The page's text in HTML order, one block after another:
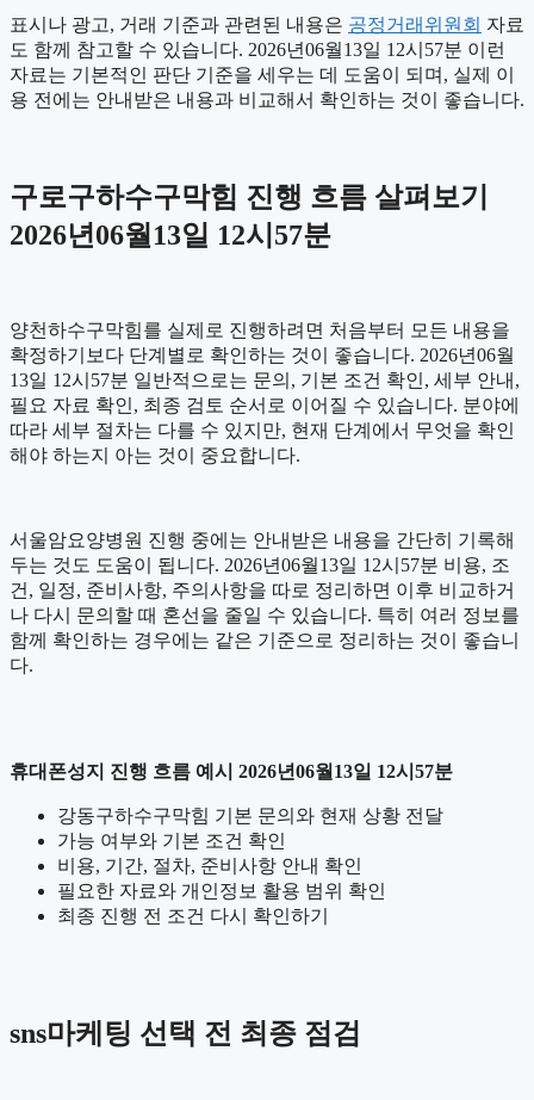
표시나 광고, 거래 기준과 관련된 내용은 공정거래위원회 자료
도 함께 참고할 수 있습니다. 2026년06월13일 12시57분 이런
자료는 기본적인 판단 기준을 세우는 데 도움이 되며, 실제 이
용 전에는 안내받은 내용과 비교해서 확인하는 것이 좋습니다.
구로구하수구막힘 진행 흐름 살펴보기
2026년06월13일 12시57분
양천하수구막힘를 실제로 진행하려면 처음부터 모든 내용을
확정하기보다 단계별로 확인하는 것이 좋습니다. 2026년06월
13일 12시57분 일반적으로는 문의, 기본 조건 확인, 세부 안내,
필요 자료 확인, 최종 검토 순서로 이어질 수 있습니다. 분야에
따라 세부 절차는 다를 수 있지만, 현재 단계에서 무엇을 확인
해야 하는지 아는 것이 중요합니다.
서울암요양병원 진행 중에는 안내받은 내용을 간단히 기록해
두는 것도 도움이 됩니다. 2026년06월13일 12시57분 비용, 조
건, 일정, 준비사항, 주의사항을 따로 정리하면 이후 비교하거
나 다시 문의할 때 혼선을 줄일 수 있습니다. 특히 여러 정보를
함께 확인하는 경우에는 같은 기준으로 정리하는 것이 좋습니
다.
휴대폰성지 진행 흐름 예시 2026년06월13일 12시57분
강동구하수구막힘 기본 문의와 현재 상황 전달
가능 여부와 기본 조건 확인
비용, 기간, 절차, 준비사항 안내 확인
필요한 자료와 개인정보 활용 범위 확인
최종 진행 전 조건 다시 확인하기
sns마케팅 선택 전 최종 점검